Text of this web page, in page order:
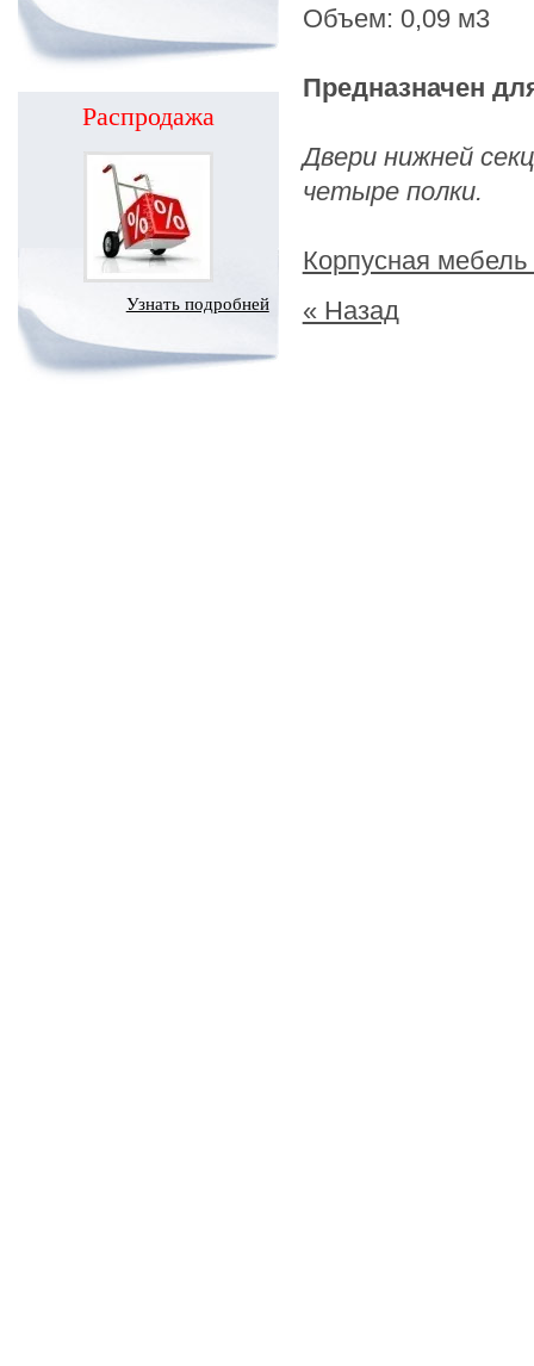
Распродажа
Узнать подробней
Объем: 0,09 м3
Предназначен
Двери нижней
четыре полки.
Корпусная
« Назад